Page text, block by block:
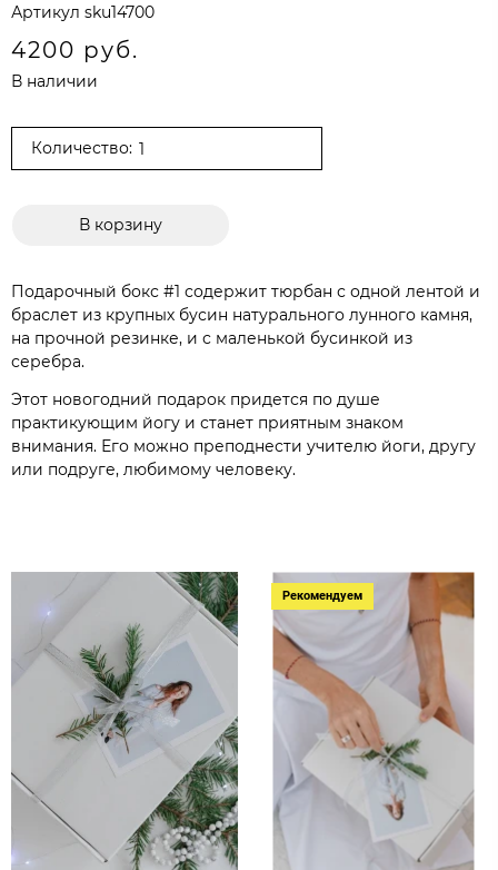
Артикул sku14700
4200 руб.
В наличии
Количество:
В корзину
Подарочный бокс #1 содержит тюрбан с одной лентой и
браслет из крупных бусин натурального лунного камня,
на прочной резинке, и с маленькой бусинкой из
серебра.
Этот новогодний подарок придется по душе
практикующим йогу и станет приятным знаком
внимания. Его можно преподнести учителю йоги, другу
или подруге, любимому человеку.
Рекомендуем